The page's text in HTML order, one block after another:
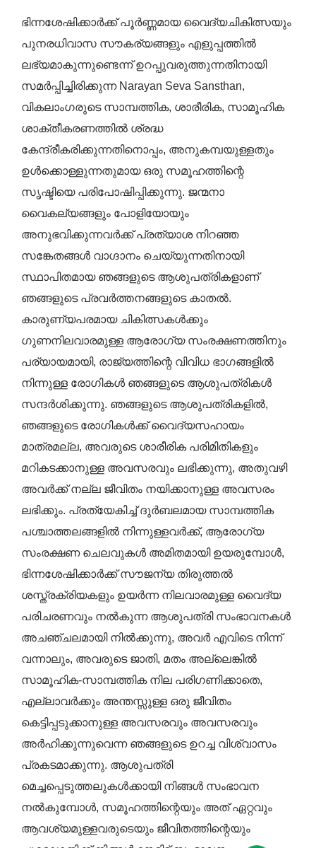
ഭിന്നശേഷിക്കാർക്ക് പൂർണ്ണമായ വൈദ്യചികിത്സയും
പുനരധിവാസ സൗകര്യങ്ങളും എളുപ്പത്തിൽ
ലഭ്യമാകുന്നുണ്ടെന്ന് ഉറപ്പുവരുത്തുന്നതിനായി
സമർപ്പിച്ചിരിക്കുന്ന Narayan Seva Sansthan,
വികലാംഗരുടെ സാമ്പത്തിക, ശാരീരിക, സാമൂഹിക
ശാക്തീകരണത്തിൽ ശ്രദ്ധ
കേന്ദ്രീകരിക്കുന്നതിനൊപ്പം, അനുകമ്പയുള്ളതും
ഉൾക്കൊള്ളുന്നതുമായ ഒരു സമൂഹത്തിന്റെ
സൃഷ്ടിയെ പരിപോഷിപ്പിക്കുന്നു. ജന്മനാ
വൈകല്യങ്ങളും പോളിയോയും
അനുഭവിക്കുന്നവർക്ക് പ്രത്യാശ നിറഞ്ഞ
സങ്കേതങ്ങൾ വാഗ്ദാനം ചെയ്യുന്നതിനായി
സ്ഥാപിതമായ ഞങ്ങളുടെ ആശുപത്രികളാണ്
ഞങ്ങളുടെ പ്രവർത്തനങ്ങളുടെ കാതൽ.
കാരുണ്യപരമായ ചികിത്സകൾക്കും
ഗുണനിലവാരമുള്ള ആരോഗ്യ സംരക്ഷണത്തിനും
പര്യായമായി, രാജ്യത്തിന്റെ വിവിധ ഭാഗങ്ങളിൽ
നിന്നുള്ള രോഗികൾ ഞങ്ങളുടെ ആശുപത്രികൾ
സന്ദർശിക്കുന്നു. ഞങ്ങളുടെ ആശുപത്രികളിൽ,
ഞങ്ങളുടെ രോഗികൾക്ക് വൈദ്യസഹായം
മാത്രമല്ല, അവരുടെ ശാരീരിക പരിമിതികളും
മറികടക്കാനുള്ള അവസരവും ലഭിക്കുന്നു, അതുവഴി
അവർക്ക് നല്ല ജീവിതം നയിക്കാനുള്ള അവസരം
ലഭിക്കും. പ്രത്യേകിച്ച് ദുർബലമായ സാമ്പത്തിക
പശ്ചാത്തലങ്ങളിൽ നിന്നുള്ളവർക്ക്, ആരോഗ്യ
സംരക്ഷണ ചെലവുകൾ അമിതമായി ഉയരുമ്പോൾ,
ഭിന്നശേഷിക്കാർക്ക് സൗജന്യ തിരുത്തൽ
ശസ്ത്രക്രിയകളും ഉയർന്ന നിലവാരമുള്ള വൈദ്യ
പരിചരണവും നൽകുന്ന ആശുപത്രി സംഭാവനകൾ
അചഞ്ചലമായി നിൽക്കുന്നു, അവർ എവിടെ നിന്ന്
വന്നാലും, അവരുടെ ജാതി, മതം അല്ലെങ്കിൽ
സാമൂഹിക-സാമ്പത്തിക നില പരിഗണിക്കാതെ,
എല്ലാവർക്കും അന്തസ്സുള്ള ഒരു ജീവിതം
കെട്ടിപ്പടുക്കാനുള്ള അവസരവും അവസരവും
അർഹിക്കുന്നുവെന്ന ഞങ്ങളുടെ ഉറച്ച വിശ്വാസം
പ്രകടമാക്കുന്നു. ആശുപത്രി
മെച്ചപ്പെടുത്തലുകൾക്കായി നിങ്ങൾ സംഭാവന
നൽകുമ്പോൾ, സമൂഹത്തിന്റെയും അത് ഏറ്റവും
ആവശ്യമുള്ളവരുടെയും ജീവിതത്തിന്റെയും